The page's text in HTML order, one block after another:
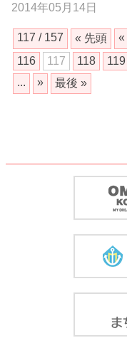
2014年05月14日
117 / 157 « 先頭 «
116
117 118 119
...
» 最後 »